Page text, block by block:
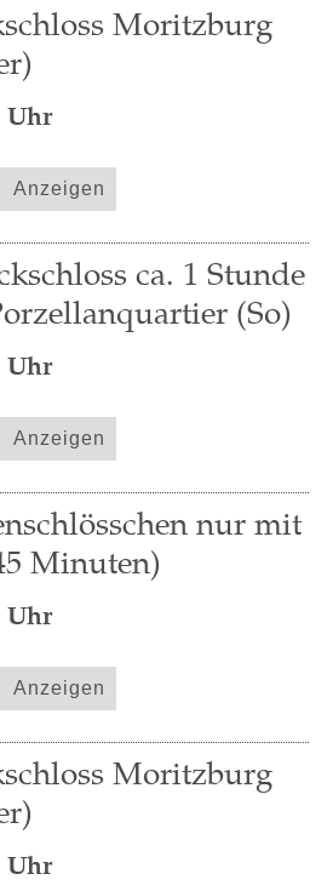
Moritzburg
Uhr
Anzeigen
ca. 1 Stunde
(So)
Uhr
Anzeigen
nur mit
Minuten)
Uhr
Anzeigen
Moritzburg
Uhr